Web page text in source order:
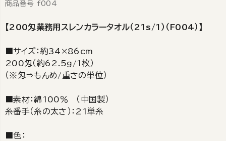
商品番号 f004
【200匁業務用スレンカラータオル（21s/1）（F004）】
■サイズ：約34×86cm
200匁（約62.5ｇ/1枚）
（※匁⇒もんめ/重さの単位）
■素材：綿100％ （中国製）
糸番手（糸の太さ）：21単糸
■色：